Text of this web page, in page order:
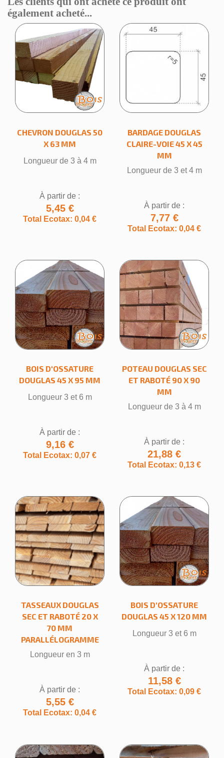
également acheté...
CHEVRON DOUGLAS 50
X 63 MM
Longueur de 3 à 4 m
À partir de :
5,45 €
Total Ecotax: 0,04 €
BARDAGE DOUGLAS
CLAIRE-VOIE 45 X 45
MM
Longueur de 3 et 4 m
À partir de :
7,77 €
Total Ecotax: 0,04 €
BOIS D'OSSATURE
DOUGLAS 45 X 95 MM
Longueur 3 et 6 m
À partir de :
9,16 €
Total Ecotax: 0,07 €
POTEAU DOUGLAS SEC
ET RABOTÉ 90 X 90
MM
Longueur de 3 à 4 m
À partir de :
21,88 €
Total Ecotax: 0,13 €
TASSEAUX DOUGLAS
SEC ET RABOTÉ 20 X
70 MM
PARALLÉLOGRAMME
Longueur en 3 m
À partir de :
5,55 €
Total Ecotax: 0,04 €
BOIS D'OSSATURE
DOUGLAS 45 X 120 MM
Longueur 3 et 6 m
À partir de :
11,58 €
Total Ecotax: 0,09 €
Créer une liste d'envies ×
Créer une liste d'envies